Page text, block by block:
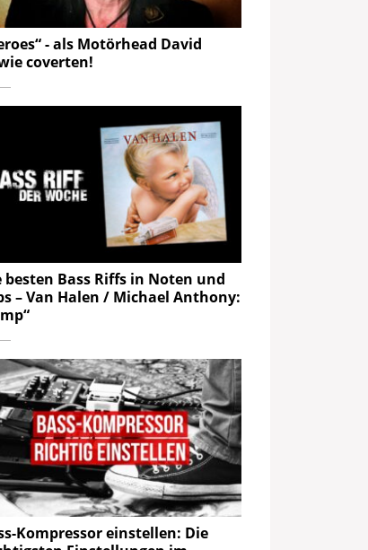
- als Motörhead David
coverten!
besten Bass Riffs in Noten und
– Van Halen / Michael Anthony:
Kompressor einstellen: Die